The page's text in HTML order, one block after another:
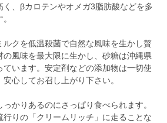
、βカロテンやオメガ3脂肪酸などを多
ルクを低温殺菌で自然な風味を生かし贅
風味を最大限に生かし、砂糖は沖縄県
ています。安定剤などの添加物は一切使
心してお召し上がり下さい。
かりあるのにさっぱり食べられます。
りの「クリームリッチ」に走ることな